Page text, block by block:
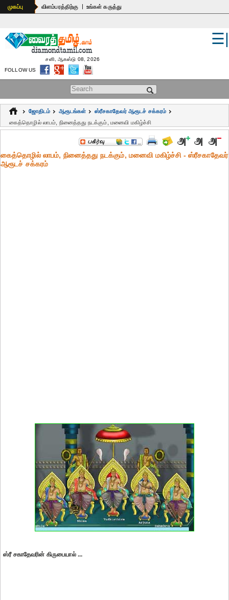
உலகம்
பொதுஅறிவு
கல்வி
ஆன்மிகம்
மருத்துவம்
முகப்பு விளம்பரத்திற்கு | உங்கள் கருத்து
Search form
☰|
சனி, ஆகஸ்டு 08, 2026
FOLLOW US
ஜோதிடம் ஆரூடங்கள்
ஸ்ரீசகாதேவர் ஆரூடச் சக்கரம்
கைத்தொழில் லாபம், நினைத்தது நடக்கும், மனைவி மகிழ்ச்சி
கைத்தொழில் லாபம், நினைத்தது நடக்கும், மனைவி மகிழ்ச்சி - ஸ்ரீசகாதேவர்
ஆரூடச் சக்கரம்
ஸ்ரீ சகாதேவரின் கிருபையால் ...